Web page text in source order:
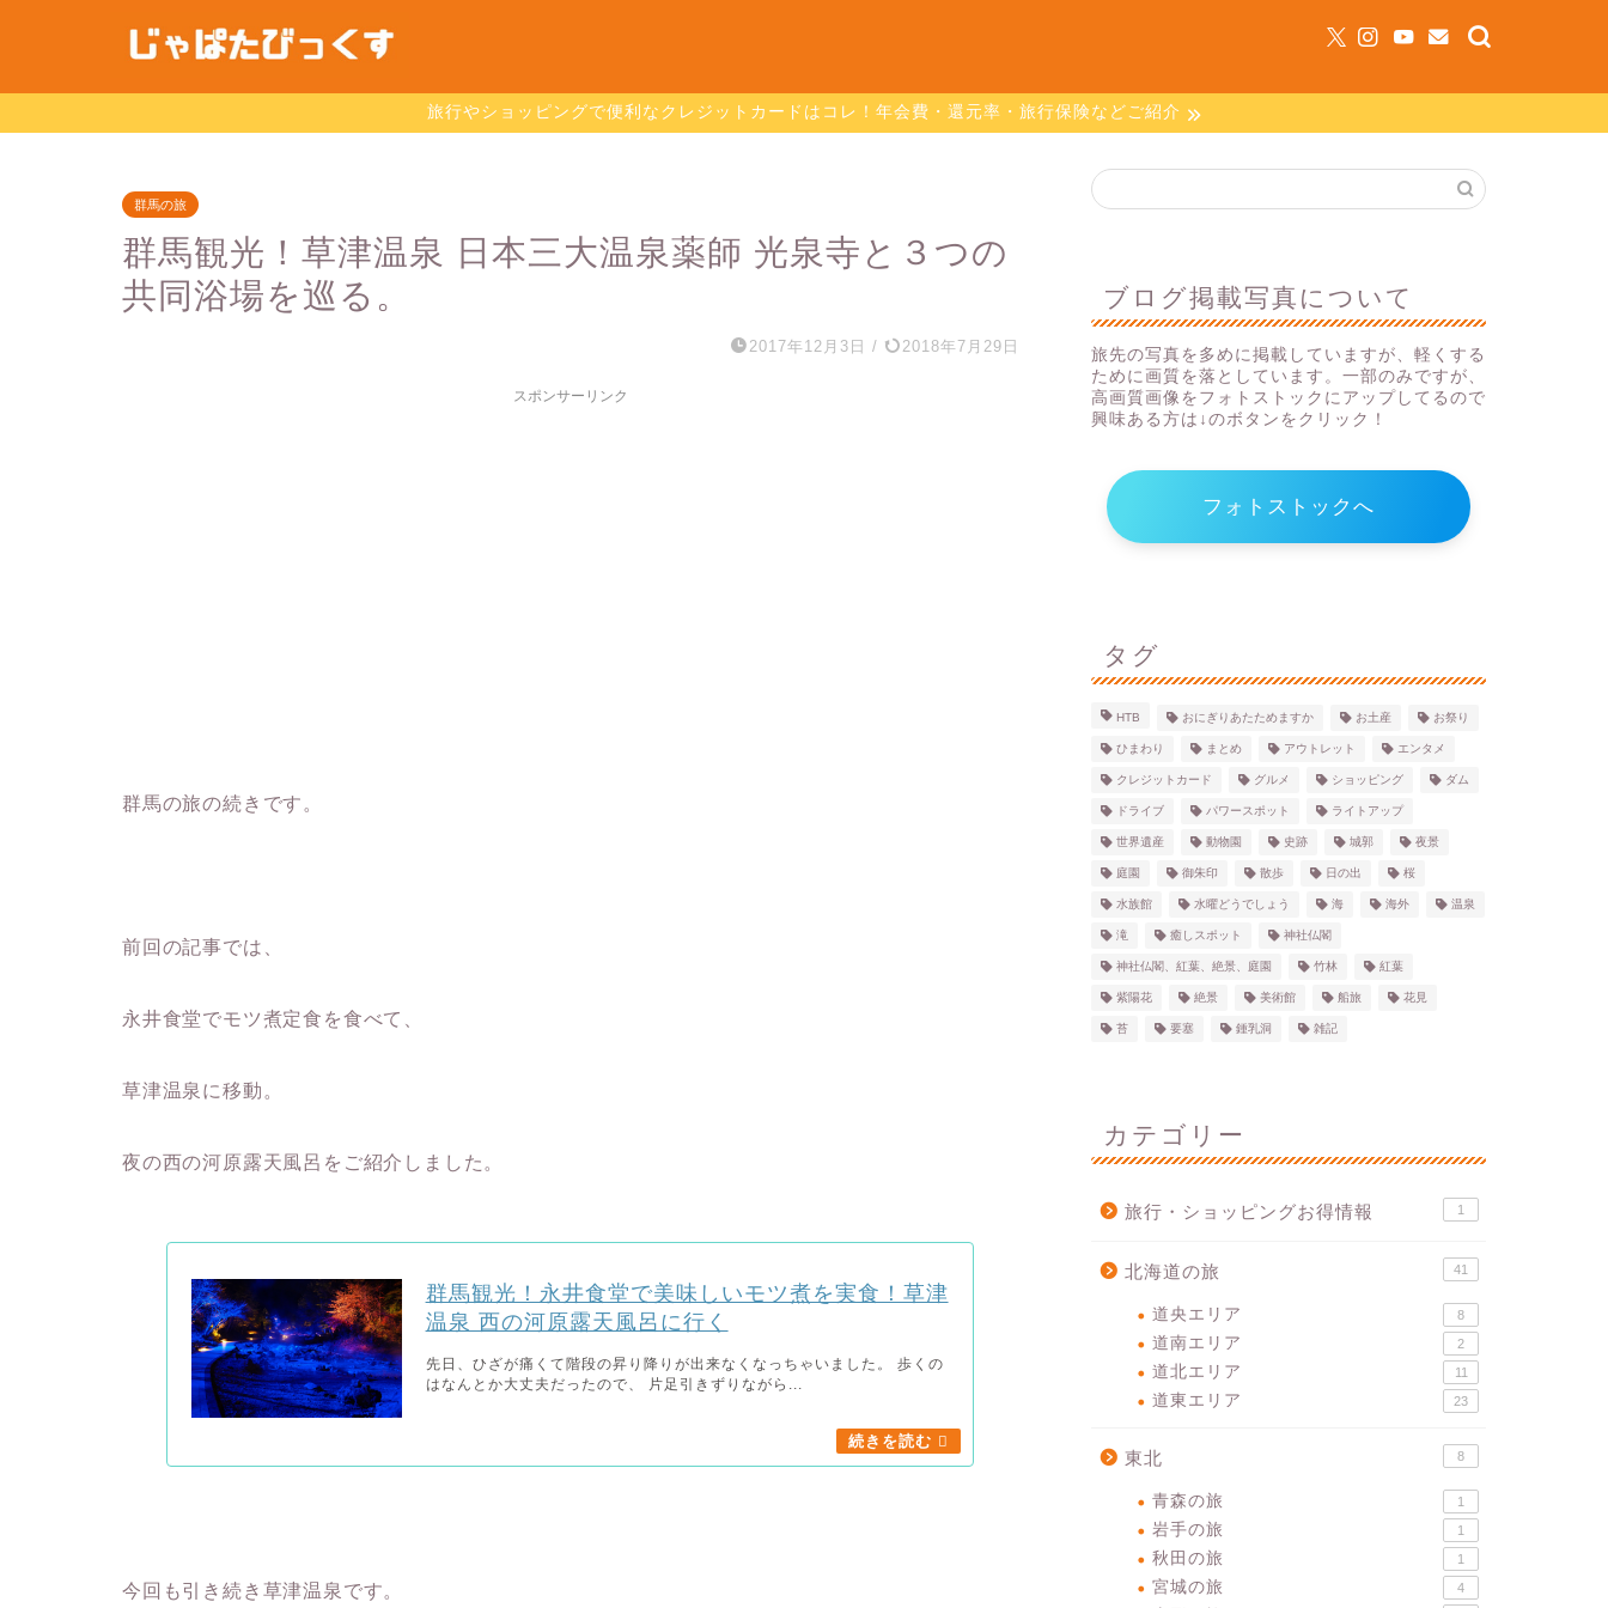
旅行やショッピングで便利なクレジットカードはコレ！年会費・還元率・旅行保険などご紹介
群馬の旅
群馬観光！草津温泉 日本三大温泉薬師 光泉寺と３つの
共同浴場を巡る。
2017年12月3日 / 2018年7月29日
スポンサーリンク
群馬の旅の続きです。
前回の記事では、
永井食堂でモツ煮定食を食べて、
草津温泉に移動。
夜の西の河原露天風呂をご紹介しました。
群馬観光！永井食堂で美味しいモツ煮を実食！草津
温泉 西の河原露天風呂に行く
先日、ひざが痛くて階段の昇り降りが出来なくなっちゃいました。 歩くの
はなんとか大丈夫だったので、 片足引きずりながら...
今回も引き続き草津温泉です。
ブログ掲載写真について
旅先の写真を多めに掲載していますが、軽くする
ために画質を落としています。一部のみですが、
高画質画像をフォトストックにアップしてるので
興味ある方は↓のボタンをクリック！
フォトストックへ
タグ
HTB おにぎりあたためますか お土産 お祭り
ひまわり まとめ アウトレット エンタメ
クレジットカード グルメ ショッピング ダム
ドライブ パワースポット ライトアップ
世界遺産 動物園 史跡 城郭 夜景
庭園 御朱印 散歩 日の出 桜
水族館 水曜どうでしょう 海 海外 温泉
滝 癒しスポット 神社仏閣
神社仏閣、紅葉、絶景、庭園 竹林 紅葉
紫陽花 絶景 美術館 船旅 花見
苔 要塞 鍾乳洞 雑記
カテゴリー
旅行・ショッピングお得情報 1
北海道の旅 41
道央エリア 8
道南エリア 2
道北エリア 11
道東エリア 23
東北 8
青森の旅 1
岩手の旅 1
秋田の旅 1
宮城の旅 4